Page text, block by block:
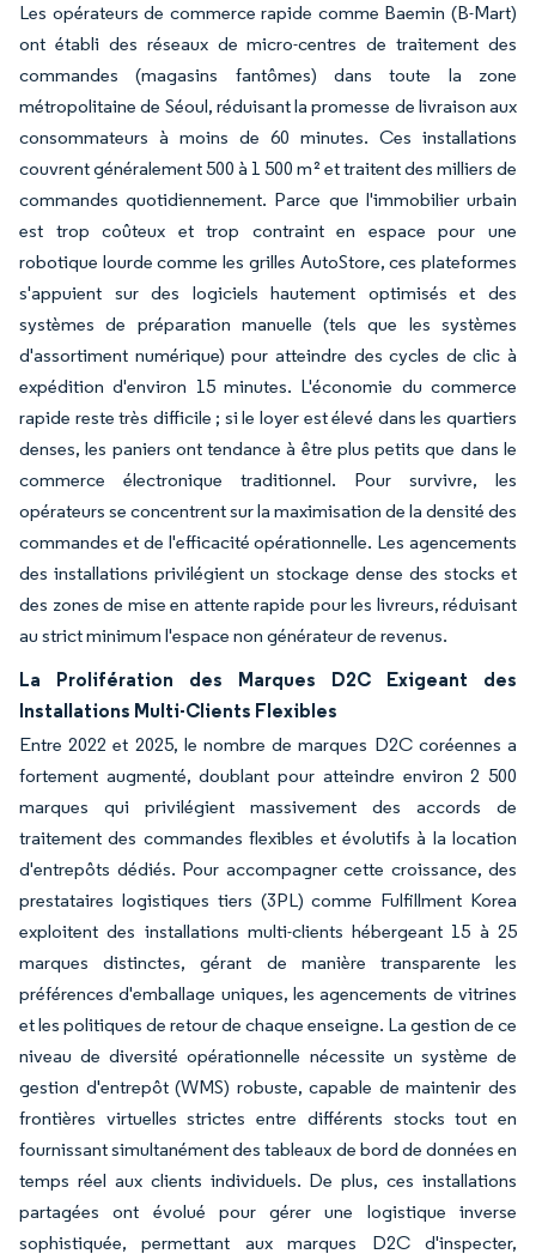
Les opérateurs de commerce rapide comme Baemin (B-Mart)
ont établi des réseaux de micro-centres de traitement des
commandes (magasins fantômes) dans toute la zone
métropolitaine de Séoul, réduisant la promesse de livraison aux
consommateurs à moins de 60 minutes. Ces installations
couvrent généralement 500 à 1 500 m² et traitent des milliers de
commandes quotidiennement. Parce que l'immobilier urbain
est trop coûteux et trop contraint en espace pour une
robotique lourde comme les grilles AutoStore, ces plateformes
s'appuient sur des logiciels hautement optimisés et des
systèmes de préparation manuelle (tels que les systèmes
d'assortiment numérique) pour atteindre des cycles de clic à
expédition d'environ 15 minutes. L'économie du commerce
rapide reste très difficile ; si le loyer est élevé dans les quartiers
denses, les paniers ont tendance à être plus petits que dans le
commerce électronique traditionnel. Pour survivre, les
opérateurs se concentrent sur la maximisation de la densité des
commandes et de l'efficacité opérationnelle. Les agencements
des installations privilégient un stockage dense des stocks et
des zones de mise en attente rapide pour les livreurs, réduisant
au strict minimum l'espace non générateur de revenus.
La Prolifération des Marques D2C Exigeant des
Installations Multi-Clients Flexibles
Entre 2022 et 2025, le nombre de marques D2C coréennes a
fortement augmenté, doublant pour atteindre environ 2 500
marques qui privilégient massivement des accords de
traitement des commandes flexibles et évolutifs à la location
d'entrepôts dédiés. Pour accompagner cette croissance, des
prestataires logistiques tiers (3PL) comme Fulfillment Korea
exploitent des installations multi-clients hébergeant 15 à 25
marques distinctes, gérant de manière transparente les
préférences d'emballage uniques, les agencements de vitrines
et les politiques de retour de chaque enseigne. La gestion de ce
niveau de diversité opérationnelle nécessite un système de
gestion d'entrepôt (WMS) robuste, capable de maintenir des
frontières virtuelles strictes entre différents stocks tout en
fournissant simultanément des tableaux de bord de données en
temps réel aux clients individuels. De plus, ces installations
partagées ont évolué pour gérer une logistique inverse
sophistiquée, permettant aux marques D2C d'inspecter,